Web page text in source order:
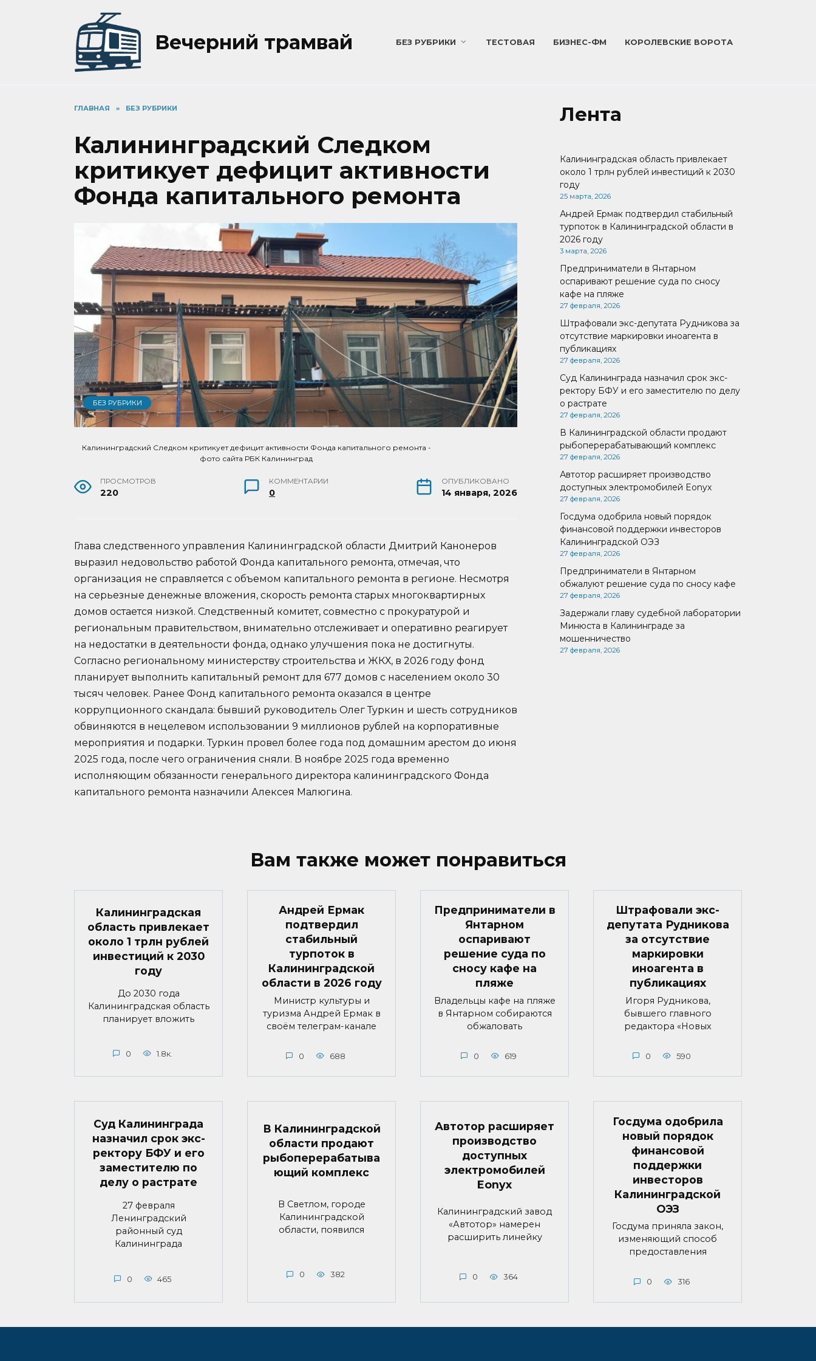
Вечерний трамвай БЕЗ РУБРИКИ ТЕСТОВАЯ БИЗНЕС-ФМ КОРОЛЕВСКИЕ ВОРОТА
ГЛАВНАЯ » БЕЗ РУБРИКИ
Калининградский Следком
критикует дефицит активности
Фонда капитального ремонта
БЕЗ РУБРИКИ
Калининградский Следком критикует дефицит активности Фонда капитального ремонта -
фото сайта РБК Калининград
ПРОСМОТРОВ
220
КОММЕНТАРИИ
0
ОПУБЛИКОВАНО
14 января, 2026
Глава следственного управления Калининградской области Дмитрий Канонеров
выразил недовольство работой Фонда капитального ремонта, отмечая, что
организация не справляется с объемом капитального ремонта в регионе. Несмотря
на серьезные денежные вложения, скорость ремонта старых многоквартирных
домов остается низкой. Следственный комитет, совместно с прокуратурой и
региональным правительством, внимательно отслеживает и оперативно реагирует
на недостатки в деятельности фонда, однако улучшения пока не достигнуты.
Согласно региональному министерству строительства и ЖКХ, в 2026 году фонд
планирует выполнить капитальный ремонт для 677 домов с населением около 30
тысяч человек. Ранее Фонд капитального ремонта оказался в центре
коррупционного скандала: бывший руководитель Олег Туркин и шесть сотрудников
обвиняются в нецелевом использовании 9 миллионов рублей на корпоративные
мероприятия и подарки. Туркин провел более года под домашним арестом до июня
2025 года, после чего ограничения сняли. В ноябре 2025 года временно
исполняющим обязанности генерального директора калининградского Фонда
капитального ремонта назначили Алексея Малюгина.
Лента
Калининградская область привлекает
около 1 трлн рублей инвестиций к 2030
году
25 марта, 2026
Андрей Ермак подтвердил стабильный
турпоток в Калининградской области в
2026 году
3 марта, 2026
Предприниматели в Янтарном
оспаривают решение суда по сносу
кафе на пляже
27 февраля, 2026
Штрафовали экс-депутата Рудникова за
отсутствие маркировки иноагента в
публикациях
27 февраля, 2026
Суд Калининграда назначил срок экс-
ректору БФУ и его заместителю по делу
о растрате
27 февраля, 2026
В Калининградской области продают
рыбоперерабатывающий комплекс
27 февраля, 2026
Автотор расширяет производство
доступных электромобилей Eonyx
27 февраля, 2026
Госдума одобрила новый порядок
финансовой поддержки инвесторов
Калининградской ОЭЗ
27 февраля, 2026
Предприниматели в Янтарном
обжалуют решение суда по сносу кафе
27 февраля, 2026
Задержали главу судебной лаборатории
Минюста в Калининграде за
мошенничество
27 февраля, 2026
Вам также может понравиться
Калининградская
область привлекает
около 1 трлн рублей
инвестиций к 2030
году
До 2030 года
Калининградская область
планирует вложить
0 1.8к.
Андрей Ермак
подтвердил
стабильный
турпоток в
Калининградской
области в 2026 году
Министр культуры и
туризма Андрей Ермак в
своём телеграм-канале
0 688
Предприниматели в
Янтарном
оспаривают
решение суда по
сносу кафе на
пляже
Владельцы кафе на пляже
в Янтарном собираются
обжаловать
0 619
Штрафовали экс-
депутата Рудникова
за отсутствие
маркировки
иноагента в
публикациях
Игоря Рудникова,
бывшего главного
редактора «Новых
0 590
Суд Калининграда
назначил срок экс-
ректору БФУ и его
заместителю по
делу о растрате
27 февраля
Ленинградский
районный суд
Калининграда
0 465
В Калининградской
области продают
рыбоперерабатыва
ющий комплекс
В Светлом, городе
Калининградской
области, появился
0 382
Автотор расширяет
производство
доступных
электромобилей
Eonyx
Калининградский завод
«Автотор» намерен
расширить линейку
0 364
Госдума одобрила
новый порядок
финансовой
поддержки
инвесторов
Калининградской
ОЭЗ
Госдума приняла закон,
изменяющий способ
предоставления
0 316